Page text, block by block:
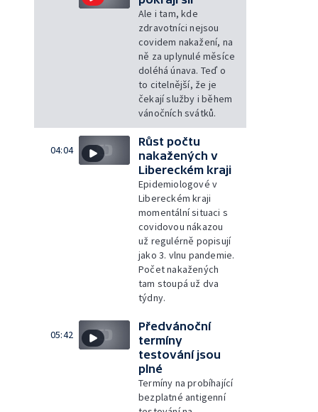
Ale i tam, kde
zdravotníci nejsou
covidem nakažení, na
ně za uplynulé měsíce
doléhá únava. Teď o
to citelnější, že je
čekají služby i během
vánočních svátků.
04:04
Růst počtu
nakažených v
Libereckém kraji
Epidemiologové v
Libereckém kraji
momentální situaci s
covidovou nákazou
už regulérně popisují
jako 3. vlnu pandemie.
Počet nakažených
tam stoupá už dva
týdny.
05:42
Předvánoční
termíny
testování jsou
plné
Termíny na probíhající
bezplatné antigenní